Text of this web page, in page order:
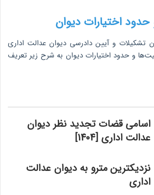
اختیارات دیوان
ماده ۱۰ قانون تشکیلات و آیین دادرسی دیوان عدالت اداری
صلاحیت‌ها و حدود اختیارات دیوان به شرح زیر تعریف
اسامی قضات تجدید نظر دیوان
عدالت اداری [1404]
نزدیکترین مترو به دیوان عدالت
اداری